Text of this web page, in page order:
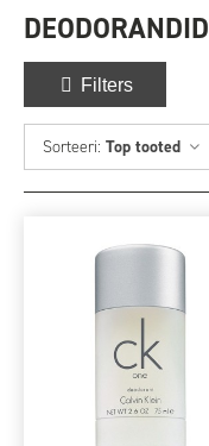
DEODORANDID
Filters
Sorteeri: Top tooted